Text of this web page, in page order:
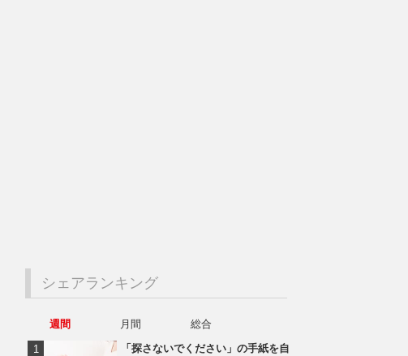
シェアランキング
週間 月間
総合
「探さないでください」の手紙を自